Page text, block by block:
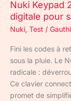
Nuki Keypad
digitale pour
Nuki, Test /
Fini les codes à
sous la pluie. Le
radicale :
Ce clavier
promet de
serrure
connectée